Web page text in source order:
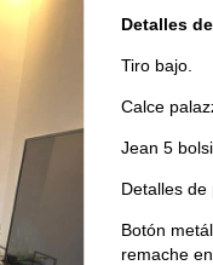
Detalles
Tiro bajo.
Calce
Jean 5
Detalles de
Botón
remache